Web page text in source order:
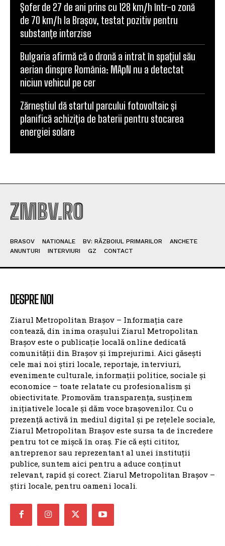
Șofer de 27 de ani prins cu 128 km/h într-o zonă
de 70 km/h la Brașov, testat pozitiv pentru
substanțe interzise
Bulgaria afirmă că o dronă a intrat în spațiul său
aerian dinspre România: MApN nu a detectat
niciun vehicul pe cer
Zărneștiul dă startul parcului fotovoltaic și
planifică achiziția de baterii pentru stocarea
energiei solare
ZMBV.RO
BRASOV NATIONALE BV: RĂZBOIUL PRIMARILOR
ANCHETE
ANUNTURI
INTERVIURI GZ CONTACT
DESPRE NOI
Ziarul Metropolitan Brașov – Informația care
contează, din inima orașului Ziarul Metropolitan
Brașov este o publicație locală online dedicată
comunității din Brașov și împrejurimi. Aici găsești
cele mai noi știri locale, reportaje, interviuri,
evenimente culturale, informații politice, sociale și
economice – toate relatate cu profesionalism și
obiectivitate. Promovăm transparența, susținem
inițiativele locale și dăm voce brașovenilor. Cu o
prezență activă în mediul digital și pe rețelele sociale,
Ziarul Metropolitan Brașov este sursa ta de încredere
pentru tot ce mișcă în oraș. Fie că ești cititor,
antreprenor sau reprezentant al unei instituții
publice, suntem aici pentru a aduce conținut
relevant, rapid și corect. Ziarul Metropolitan Brașov –
știri locale, pentru oameni locali.